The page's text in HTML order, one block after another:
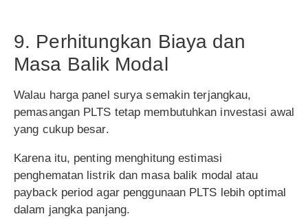
9. Perhitungkan Biaya dan
Masa Balik Modal
Walau harga panel surya semakin terjangkau,
pemasangan PLTS tetap membutuhkan investasi awal
yang cukup besar.
Karena itu, penting menghitung estimasi
penghematan listrik dan masa balik modal atau
payback period agar penggunaan PLTS lebih optimal
dalam jangka panjang.